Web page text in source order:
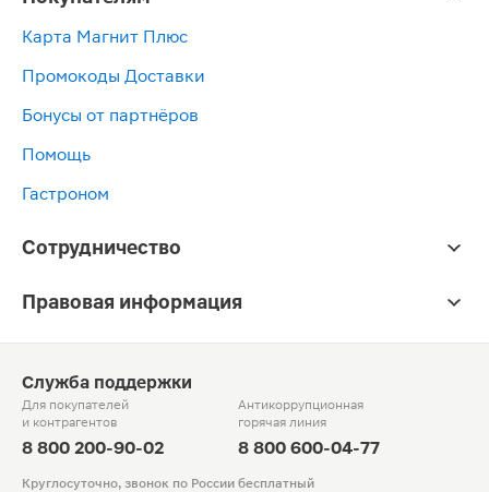
Карта Магнит Плюс
Промокоды Доставки
Бонусы от партнёров
Помощь
Гастроном
Сотрудничество
Правовая информация
Служба поддержки
Для покупателей
и контрагентов
8 800 200-90-02
Антикоррупционная
горячая линия
8 800 600-04-77
Круглосуточно, звонок по России бесплатный